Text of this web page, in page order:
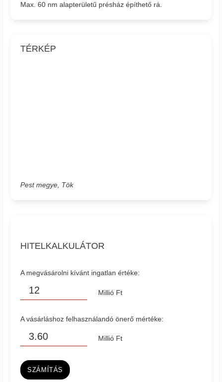
Max. 60 nm alapterületű présház építhető rá.
TÉRKÉP
Pest megye, Tök
HITELKALKULÁTOR
A megvásárolni kívánt ingatlan értéke:
Millió Ft
A vásárláshoz felhasználandó önerő mértéke:
Millió Ft
SZÁMÍTÁS